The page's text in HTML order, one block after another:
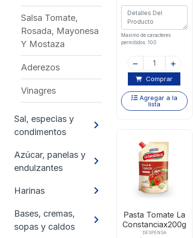
Salsa Tomate,
Rosada, Mayonesa
Y Mostaza
Aderezos
Vinagres
Sal, especias y
condimentos
Azúcar, panelas y
endulzantes
Harinas
Bases, cremas,
sopas y caldos
Maximo de caracteres
permitidos: 100
Comprar
Agregar a la
lista
Pasta Tomate La
Constanciax200g
DESPENSA